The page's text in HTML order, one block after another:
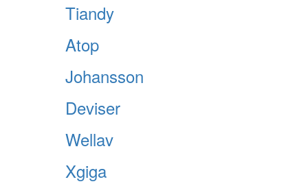
Tiandy
Atop
Johansson
Deviser
Wellav
Xgiga